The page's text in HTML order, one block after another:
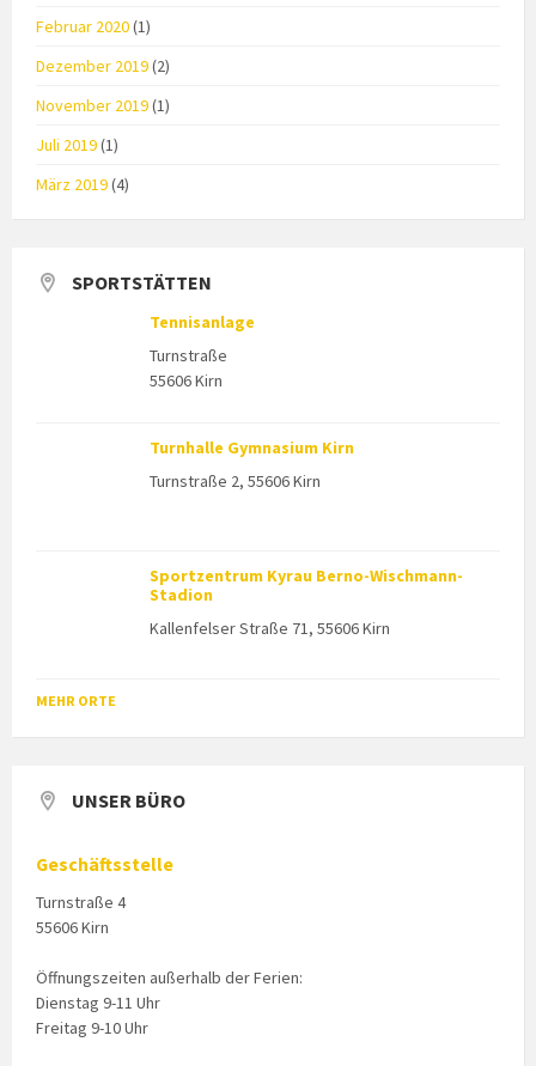
Februar 2020(1)
Dezember 2019(2)
November 2019(1)
Juli 2019(1)
März 2019(4)
SPORTSTÄTTEN
Tennisanlage
Turnstraße
55606 Kirn
Turnhalle Gymnasium Kirn
Turnstraße 2, 55606 Kirn
Sportzentrum Kyrau Berno-Wischmann-
Stadion
Kallenfelser Straße 71, 55606 Kirn
MEHR ORTE
UNSER BÜRO
Geschäftsstelle
Turnstraße 4
55606 Kirn
Öffnungszeiten außerhalb der Ferien:
Dienstag 9-11 Uhr
Freitag 9-10 Uhr